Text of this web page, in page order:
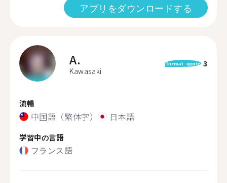
アプリをダウンロードする
A.
Kawasaki
format_quote 3
流暢
中国語（繁体字） 日本語
学習中の言語
フランス語